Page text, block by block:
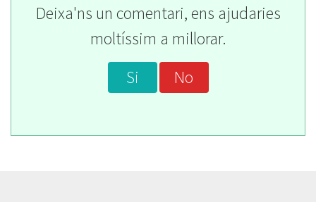
Deixa'ns un comentari, ens ajudaries
moltíssim a millorar.
Si
No